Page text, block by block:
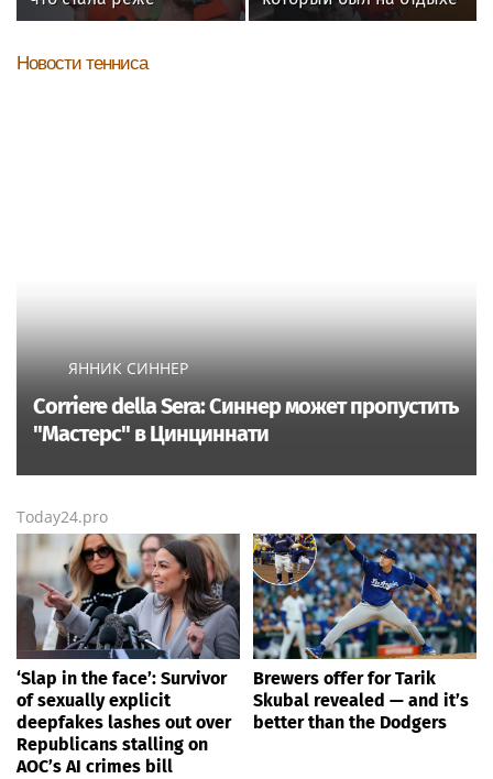
показывать шпагаты
с Агузаровой, опроверг
Новости тенниса
ЯННИК СИННЕР
Corriere della Sera: Синнер может пропустить
"Мастерс" в Цинциннати
Today24.pro
‘Slap in the face’: Survivor
of sexually explicit
deepfakes lashes out over
Republicans stalling on
AOC’s AI crimes bill
Brewers offer for Tarik
Skubal revealed — and it’s
better than the Dodgers